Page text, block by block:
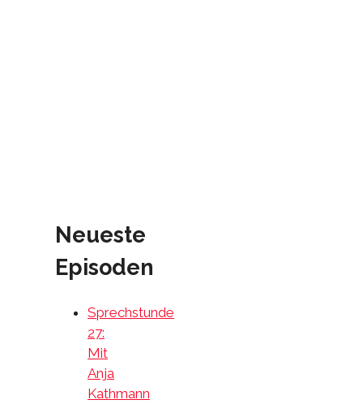
Neueste
Episoden
Sprechstunde
27:
Mit
Anja
Kathmann